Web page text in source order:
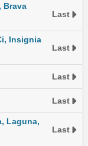
Brava
Last
Insignia
Last
Last
Last
Laguna,
Last